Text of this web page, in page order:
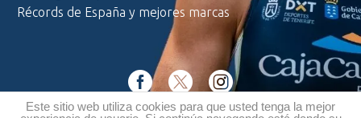
Récords de España y mejores marcas
Política de privacidad·Aviso legal· Política de cookies
Este sitio web utiliza cookies para que usted tenga la mejor